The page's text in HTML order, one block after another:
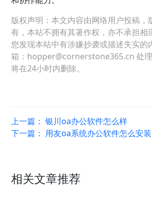
版权声明：本文内容由网络用户投稿，
有，本站不拥有其著作权，亦不承担相
您发现本站中有涉嫌抄袭或描述失实的
箱：hopper@cornerstone365.cn 处
将在24小时内删除。
上一篇：银川oa办公软件怎么样
下一篇： 用友oa系统办公软件怎么安装
相关文章推荐